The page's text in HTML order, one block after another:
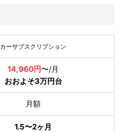
カーサブスクリプション
14,960円〜/月
おおよそ3万円台
月額
1.5〜2ヶ月